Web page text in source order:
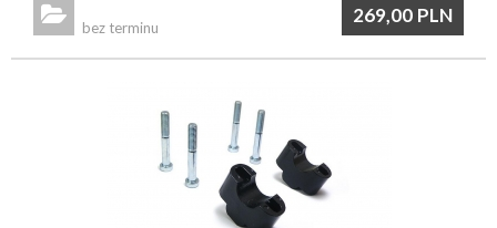
269,00 PLN

bez terminu